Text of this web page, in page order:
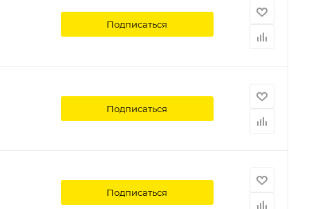
Подписаться
Подписаться
Подписаться